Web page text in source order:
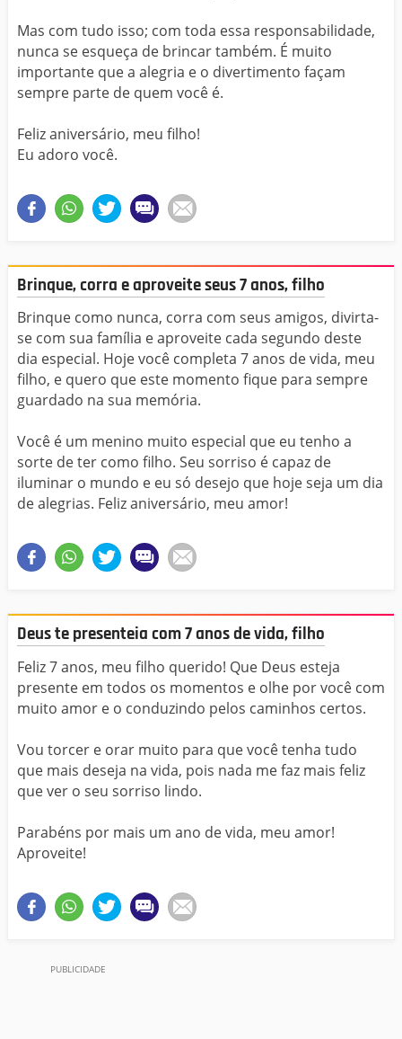
Mas com tudo isso; com toda essa responsabilidade,
nunca se esqueça de brincar também. É muito
importante que a alegria e o divertimento façam
sempre parte de quem você é.
Feliz aniversário, meu filho!
Eu adoro você.
Brinque, corra e aproveite seus 7 anos, filho
Brinque como nunca, corra com seus amigos, divirta-
se com sua família e aproveite cada segundo deste
dia especial. Hoje você completa 7 anos de vida, meu
filho, e quero que este momento fique para sempre
guardado na sua memória.
Você é um menino muito especial que eu tenho a
sorte de ter como filho. Seu sorriso é capaz de
iluminar o mundo e eu só desejo que hoje seja um dia
de alegrias. Feliz aniversário, meu amor!
Deus te presenteia com 7 anos de vida, filho
Feliz 7 anos, meu filho querido! Que Deus esteja
presente em todos os momentos e olhe por você com
muito amor e o conduzindo pelos caminhos certos.
Vou torcer e orar muito para que você tenha tudo
que mais deseja na vida, pois nada me faz mais feliz
que ver o seu sorriso lindo.
Parabéns por mais um ano de vida, meu amor!
Aproveite!